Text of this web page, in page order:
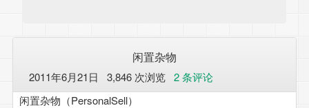
闲置杂物
2011年6月21日 3,846 次浏览 2 条评论
闲置杂物（PersonalSell）